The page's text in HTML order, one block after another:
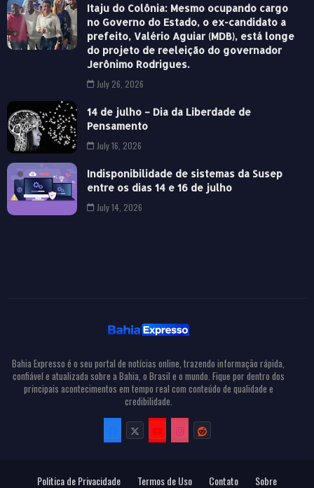
Itaju do Colônia: Mesmo ocupando cargo
no Governo do Estado, o ex-candidato a
prefeito, Valério Aguiar (MDB), está longe
do projeto de reeleição do governador
Jerônimo Rodrigues.
July 26, 2026
14 de julho – Dia da Liberdade de
Pensamento
July 16, 2026
Indisponibilidade de sistemas da Susep
entre os dias 14 e 16 de julho
July 14, 2026
Bahia Expresso é o seu portal de notícias online, trazendo informação rápida,
confiável e atualizada sobre a Bahia, o Brasil e o mundo. Fique por dentro dos
principais acontecimentos em tempo real com conteúdo de qualidade e
credibilidade.
Politica de Privacidade Termos de Uso Contato Sobre